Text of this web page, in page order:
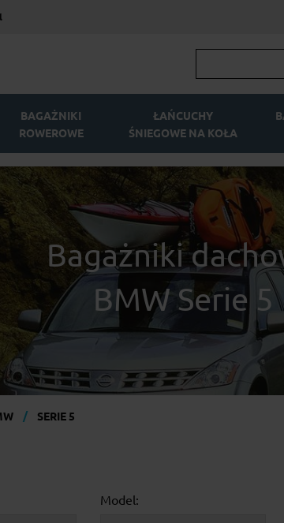
BAGAŻNIKI
ROWEROWE
ŁAŃCUCHY
ŚNIEGOWE NA KOŁA
Bagażniki
BMW Serie 5
SERIE 5
Model: